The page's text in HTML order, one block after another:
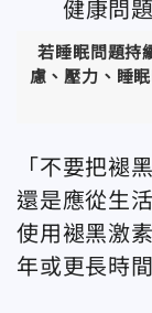
若睡眠問題持
慮、壓力、睡
「不要把褪
還是應從生
使用褪黑激
年或更長時間